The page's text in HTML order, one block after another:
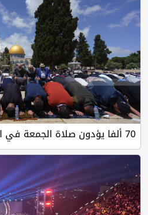
70 ألفا يؤدون صلاة الجمعة في المسجد الأق...